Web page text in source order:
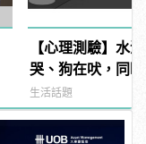
【心理測驗】水
哭、狗在吠，同
件事？ |
生活話題